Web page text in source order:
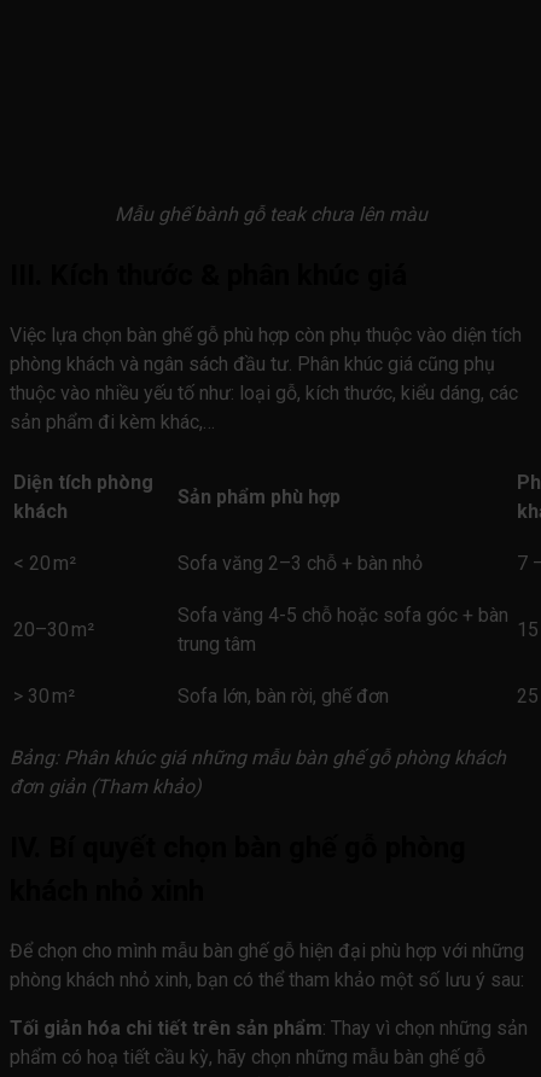
Mẫu ghế bành gỗ teak chưa lên màu
Việc lựa chọn bàn ghế gỗ phù hợp còn phụ thuộc vào diện tích
phòng khách và ngân sách đầu tư. Phân khúc giá cũng phụ
thuộc vào nhiều yếu tố như: loại gỗ, kích thước, kiểu dáng, các
sản phẩm đi kèm khác,…
Diện tích phòng
khách
Sản phẩm phù hợp
< 20 m² Sofa văng 2–3 chỗ + bàn nhỏ 7
20–30 m²
Sofa văng 4-5 chỗ hoặc sofa góc + bàn
trung tâm
> 30 m² Sofa lớn, bàn rời, ghế đơn
Bảng: Phân khúc giá những mẫu bàn ghế gỗ phòng khách
đơn giản (Tham khảo)
Để chọn cho mình mẫu bàn ghế gỗ hiện đại phù hợp với những
phòng khách nhỏ xinh, bạn có thể tham khảo một số lưu ý sau:
Tối giản hóa chi tiết trên sản phẩm: Thay vì chọn những sản
phẩm có hoạ tiết cầu kỳ, hãy chọn những mẫu bàn ghế gỗ